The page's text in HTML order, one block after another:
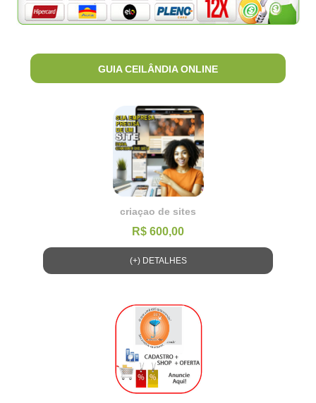
GUIA CEILÂNDIA ONLINE
criaçao de sites
R$ 600,00
(+) DETALHES